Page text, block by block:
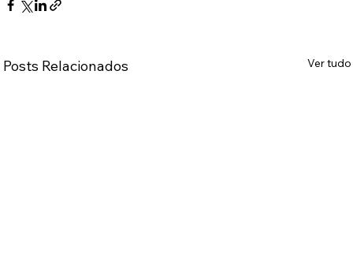
Posts Relacionados Ver tudo